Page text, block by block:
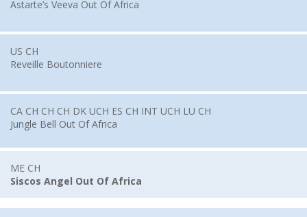
Astarte’s Veeva Out Of Africa
US CH
Reveille Boutonniere
CA CH CH CH DK UCH ES CH INT UCH LU CH
Jungle Bell Out Of Africa
ME CH
Siscos Angel Out Of Africa